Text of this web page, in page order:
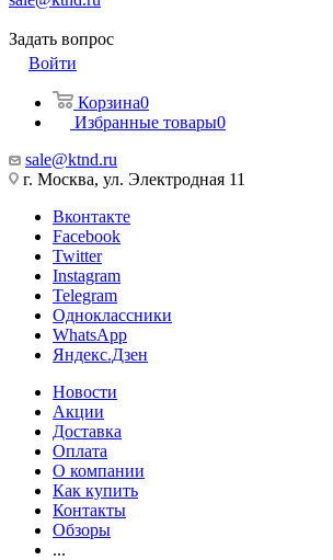
Задать вопрос
Войти
Корзина0
Избранные товары0
sale@ktnd.ru
г. Москва, ул. Электродная 11
Вконтакте
Facebook
Twitter
Instagram
Telegram
Одноклассники
WhatsApp
Яндекс.Дзен
Новости
Акции
Доставка
Оплата
О компании
Как купить
Контакты
Обзоры
...